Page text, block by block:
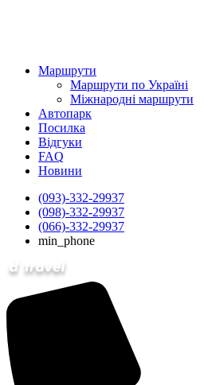
Маршрути
Маршрути по Україні
Міжнародні маршрути
Автопарк
Посилка
Відгуки
FAQ
Новини
(093)-332-29937
(098)-332-29937
(066)-332-29937
min_phone